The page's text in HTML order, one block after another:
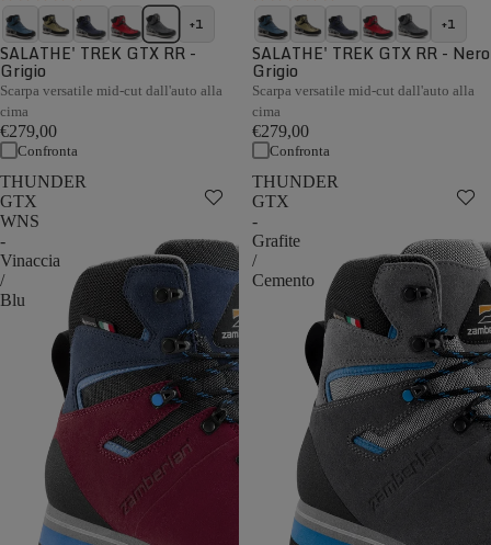
+1
SALATHE' TREK GTX RR -
Grigio
Scarpa versatile mid-cut dall'auto alla
cima
€279,00
Confronta
+1
SALATHE' TREK GTX RR - Nero
Grigio
Scarpa versatile mid-cut dall'auto alla
cima
€279,00
Confronta
THUNDER
GTX
WNS
-
Vinaccia
/
Blu
THUNDER
GTX
-
Grafite
/
Cemento